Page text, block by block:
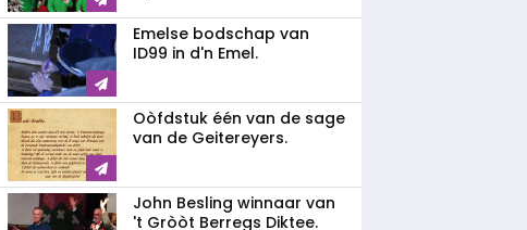
Emelse bodschap van
ID99 in d'n Emel.
Oòfdstuk één van de sage
van de Geitereyers.
John Besling winnaar van
't Gròòt Berregs Diktee.